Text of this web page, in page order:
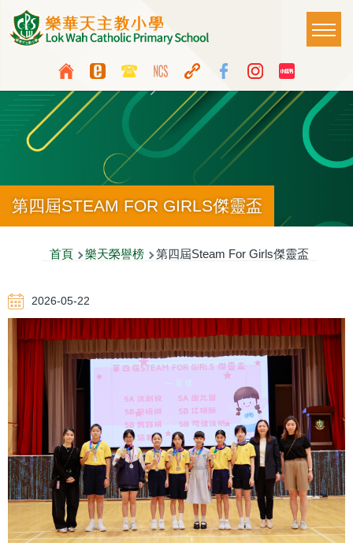
移至主內容
Top
Media
Icon
Button
Language
switcher
Main
第四屆STEAM FOR GIRLS傑靈盃
連
結
首頁 樂天榮譽榜 第四屆Steam For Girls傑靈盃
2026-05-22